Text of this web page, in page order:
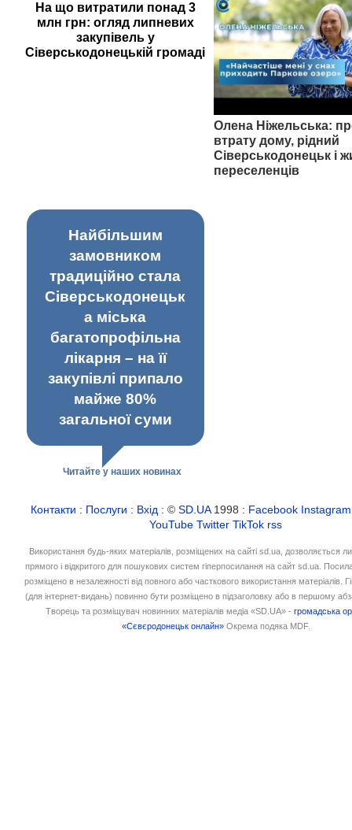
На що витратили понад 3
млн грн: огляд липневих
закупівель у
Сіверськодонецькій громаді
Олена Ніжельська:
втрату дому, рідний
Сіверськодонецьк і
переселенців
Найбільшим
замовником
традиційно стала
Сіверськодонецьк
а міська
багатопрофільна
лікарня – на її
закупівлі припало
майже 80%
загальної суми
Читайте у наших новинах
Контакти : Послуги : Вхід : ©SD.UA1998 : Facebook Instagram
YouTube Twitter TikTok rss
Використання будь-яких матеріалів, розміщених на сайті sd.ua, дозволяється
прямого і відкритого для пошукових систем гіперпосилання на сайт sd.ua.
розміщено в незалежності від повного або часткового використання матеріалів.
(для інтернет-видань) повинно бути розміщено в підзаголовку або в першому
Творець та розміщувач новинних матеріалів медіа «SD.UA» -громадська
«Сєвєродонецьк онлайн» Окрема подяка MDF.